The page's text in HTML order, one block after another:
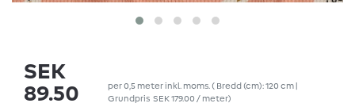
SEK
89.50
per0,5 meter inkl. moms. ( Bredd (cm): 120 cm |
Grundpris SEK 179.00 / meter)